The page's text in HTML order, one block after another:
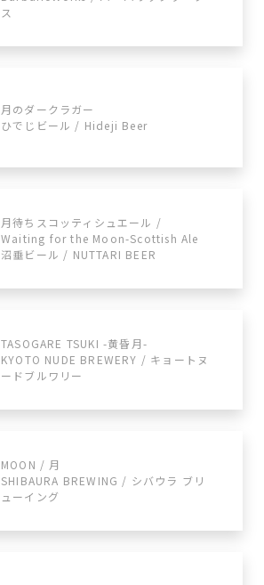
ス
月のダークラガー
ひでじビール / Hideji Beer
月待ちスコッティシュエール /
Waiting for the Moon-Scottish Ale
沼垂ビール / NUTTARI BEER
TASOGARE TSUKI -黄昏月-
KYOTO NUDE BREWERY / キョートヌ
ードブルワリー
MOON / 月
SHIBAURA BREWING / シバウラ ブリ
ューイング